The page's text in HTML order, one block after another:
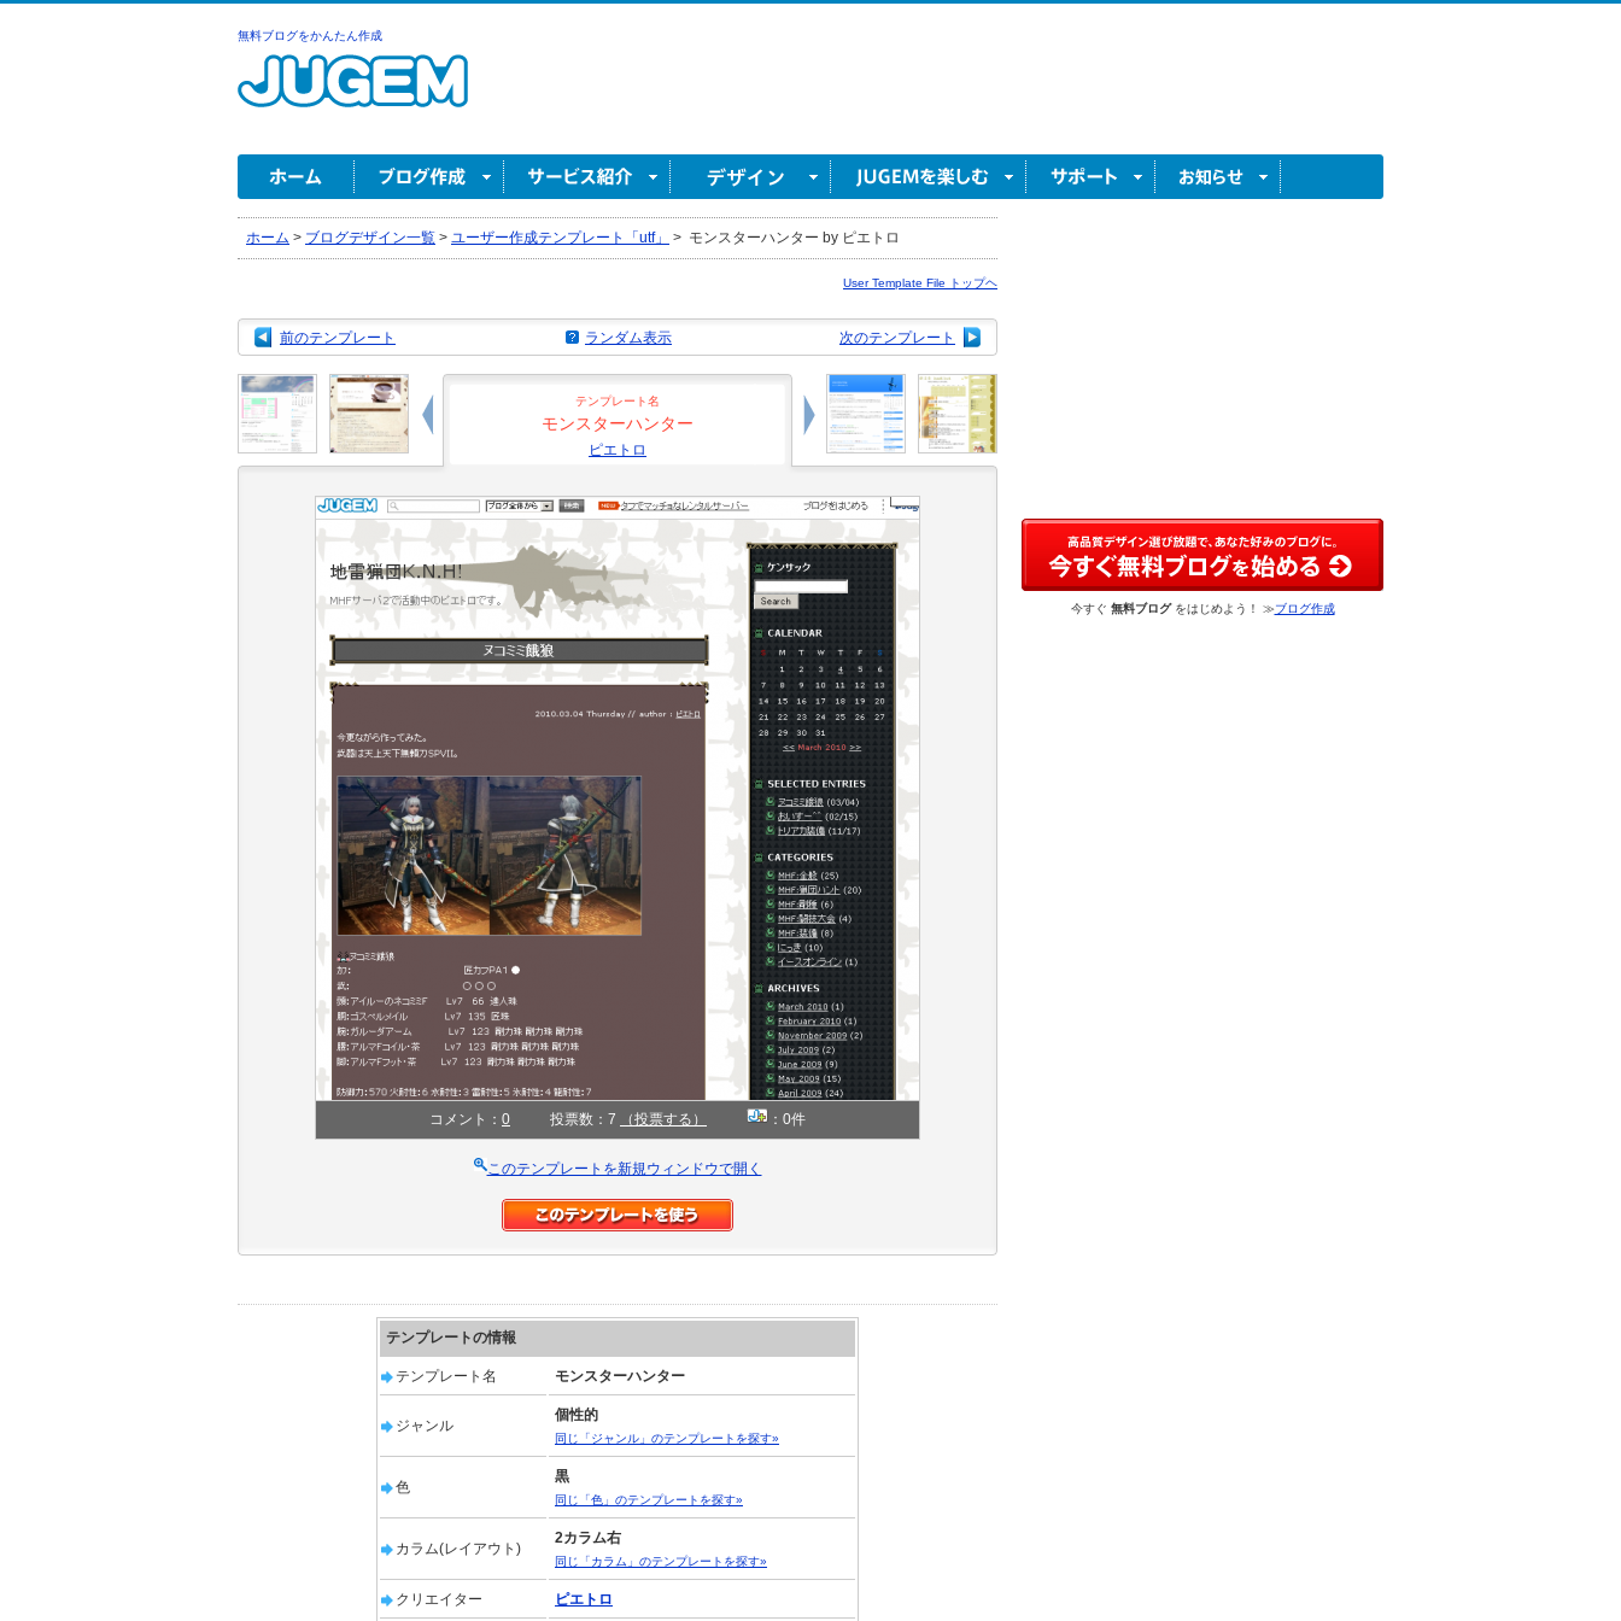
無料ブログをかんたん作成
ホーム > ブログデザイン一覧 > ユーザー作成テンプレート「utf」 > モンスターハンター by ピエトロ
User Template File トップヘ
前のテンプレート 次のテンプレート
ランダム表示
テンプレート名
モンスターハンター
ピエトロ
コメント： 0 投票数：7 （投票する） ：0件
このテンプレートを新規ウィンドウで開く
テンプレートの情報
テンプレート名 モンスターハンター
ジャンル
個性的
同じ「ジャンル」のテンプレートを探す»
色
黒
同じ「色」のテンプレートを探す»
カラム(レイアウト)
2カラム右
同じ「カラム」のテンプレートを探す»
クリエイター ピエトロ
今すぐ 無料ブログをはじめよう！ ≫ブログ作成